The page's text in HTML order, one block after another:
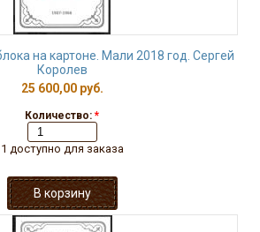
на картоне. Мали 2018 год. Сергей
Королев
25 600,00 руб.
Количество: *
1 доступно для заказа